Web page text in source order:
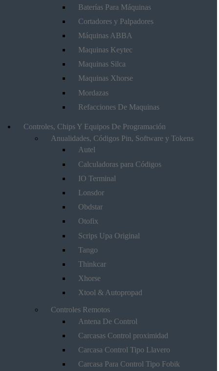
Baterías Para Máquinas
Cortadores y Palpadores
Máquinas ABBA
Maquinas Keytec
Maquinas Silca
Maquinas Xhorse
Mordazas
Refacciones De Maquinas
Controles, Chips Y Equipos De Programación
Anualidades, Códigos Pin, Software y Tokens
Autel
Calculadoras para Códigos
IO Terminal
Lonsdor
Obdstar
Otofix
Scrips Upa Original
Tango
Thinkcar
Xhorse
Xtool & Autopropad
Controles Remotos
Antena De Control
Carcasas Control proximidad
Carcasa Control Tipo Llavero
Carcasa Para Control Tipo Fobik